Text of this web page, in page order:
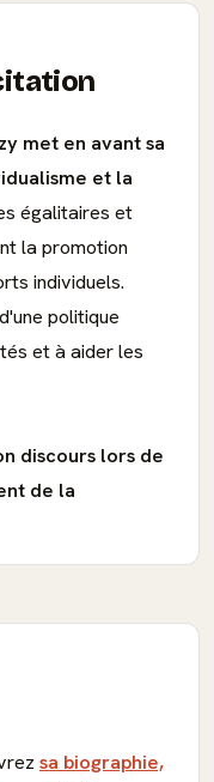
met en avant sa
et la
égalitaires et
la promotion
individuels.
politique
et à aider les
discours lors de
de la
sa biographie,